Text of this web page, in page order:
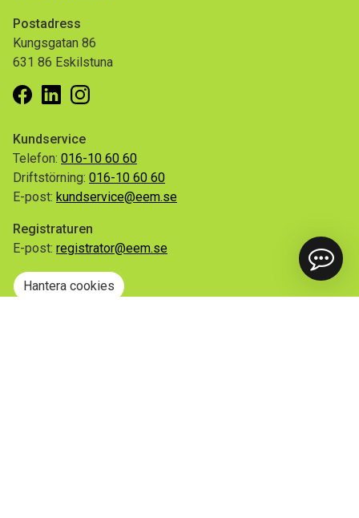
Postadress
Kungsgatan 86
631 86 Eskilstuna
Facebook
LinkedinInstagram
Kundservice
Telefon: 016-10 60 60
Driftstörning: 016-10 60 60
E-post: kundservice@eem.se
Registraturen
E-post: registrator@eem.se
Hantera cookies